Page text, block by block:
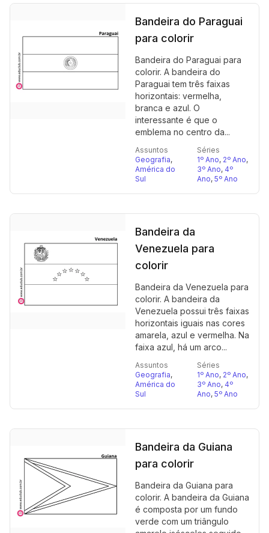
Bandeira do Paraguai
para colorir
Bandeira do Paraguai para
colorir. A bandeira do
Paraguai tem três faixas
horizontais: vermelha,
branca e azul. O
interessante é que o
emblema no centro da...
Assuntos
Geografia,
América do
Sul
Séries
1º Ano, 2º Ano,
3º Ano, 4º
Ano, 5º Ano
Bandeira da
Venezuela para
colorir
Bandeira da Venezuela para
colorir. A bandeira da
Venezuela possui três faixas
horizontais iguais nas cores
amarela, azul e vermelha. Na
faixa azul, há um arco...
Assuntos
Geografia,
América do
Sul
Séries
1º Ano, 2º Ano,
3º Ano, 4º
Ano, 5º Ano
Bandeira da Guiana
para colorir
Bandeira da Guiana para
colorir. A bandeira da Guiana
é composta por um fundo
verde com um triângulo